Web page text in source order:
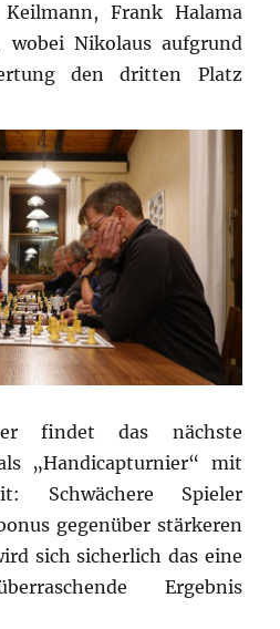
Frank Halama
wobei Nikolaus aufgrund
den dritten Platz
findet das nächste
„Handicapturnier“ mit
Schwächere Spieler
gegenüber stärkeren
sich sicherlich das eine
Ergebnis